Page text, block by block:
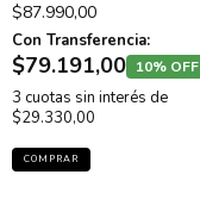
$87.990,00
Con Transferencia:
$79.191,00 10% OFF
3 cuotas sin interés de
$29.330,00
COMPRAR